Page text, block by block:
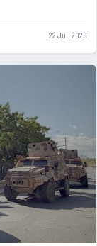
22 Juil 2026